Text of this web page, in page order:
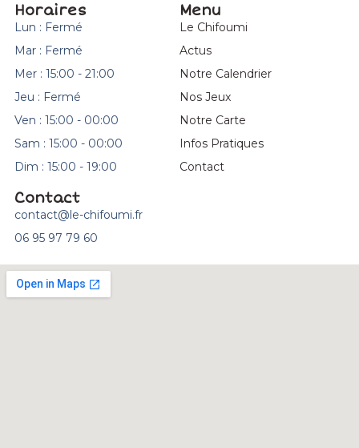
Horaires
Lun : Fermé
Mar : Fermé
Mer : 15:00 - 21:00
Jeu : Fermé
Ven : 15:00 - 00:00
Sam : 15:00 - 00:00
Dim : 15:00 - 19:00
Menu
Le Chifoumi
Actus
Notre Calendrier
Nos Jeux
Notre Carte
Infos Pratiques
Contact
Contact
contact@le-chifoumi.fr
06 95 97 79 60